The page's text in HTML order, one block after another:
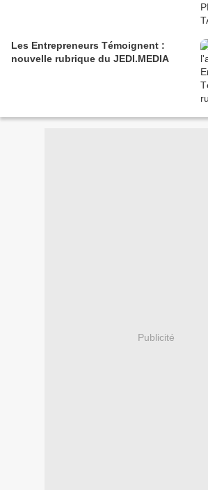
Les Entrepreneurs Témoignent :
nouvelle rubrique du JEDI.MEDIA
Publicité